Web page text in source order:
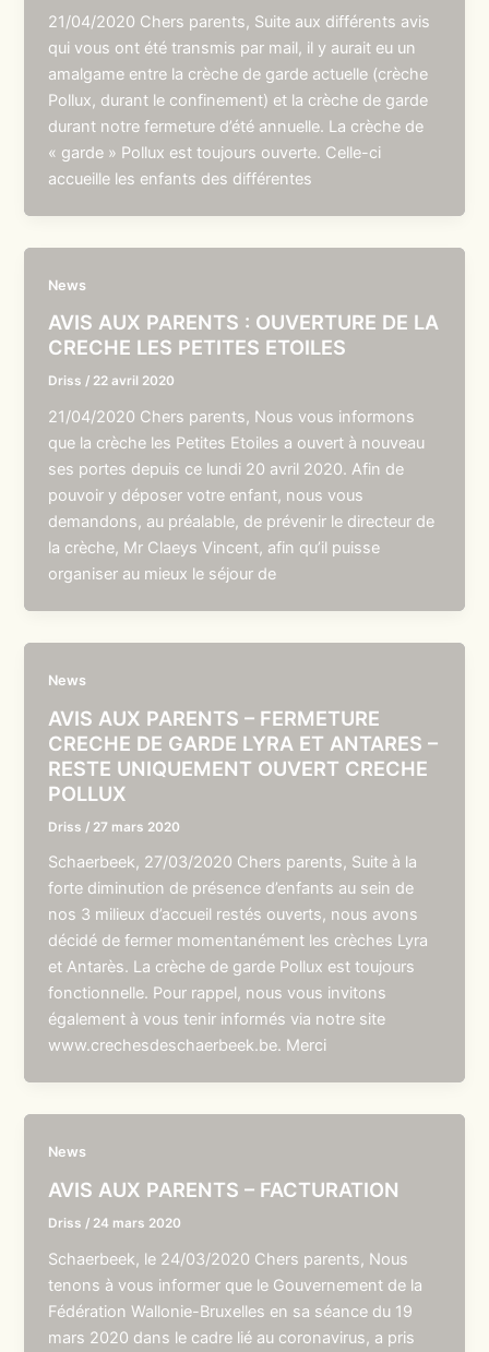
21/04/2020 Chers parents, Suite aux différents avis
qui vous ont été transmis par mail, il y aurait eu un
amalgame entre la crèche de garde actuelle (crèche
Pollux, durant le confinement) et la crèche de garde
durant notre fermeture d’été annuelle. La crèche de
« garde » Pollux est toujours ouverte. Celle-ci
accueille les enfants des différentes
News
AVIS AUX PARENTS : OUVERTURE DE LA
CRECHE LES PETITES ETOILES
Driss / 22 avril 2020
21/04/2020 Chers parents, Nous vous informons
que la crèche les Petites Etoiles a ouvert à nouveau
ses portes depuis ce lundi 20 avril 2020. Afin de
pouvoir y déposer votre enfant, nous vous
demandons, au préalable, de prévenir le directeur de
la crèche, Mr Claeys Vincent, afin qu’il puisse
organiser au mieux le séjour de
News
AVIS AUX PARENTS – FERMETURE
CRECHE DE GARDE LYRA ET ANTARES –
RESTE UNIQUEMENT OUVERT CRECHE
POLLUX
Driss / 27 mars 2020
Schaerbeek, 27/03/2020 Chers parents, Suite à la
forte diminution de présence d’enfants au sein de
nos 3 milieux d’accueil restés ouverts, nous avons
décidé de fermer momentanément les crèches Lyra
et Antarès. La crèche de garde Pollux est toujours
fonctionnelle. Pour rappel, nous vous invitons
également à vous tenir informés via notre site
www.crechesdeschaerbeek.be. Merci
News
AVIS AUX PARENTS – FACTURATION
Driss / 24 mars 2020
Schaerbeek, le 24/03/2020 Chers parents, Nous
tenons à vous informer que le Gouvernement de la
Fédération Wallonie-Bruxelles en sa séance du 19
mars 2020 dans le cadre lié au coronavirus, a pris